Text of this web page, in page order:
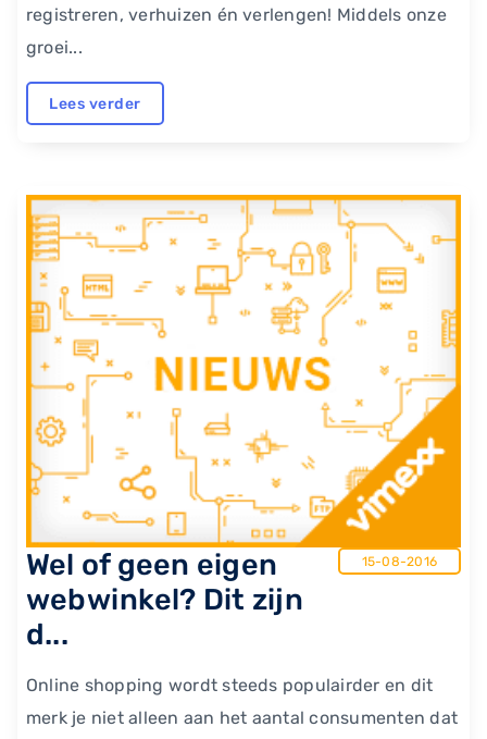
registreren, verhuizen én verlengen! Middels onze
groei...
Lees verder
​Wel of geen eigen
webwinkel? Dit zijn
d...
15-08-2016
Online shopping wordt steeds populairder en dit
merk je niet alleen aan het aantal consumenten dat